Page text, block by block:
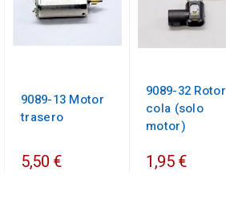
9089-13 Motor
trasero
5,50 €
9089-32 Rotor
cola (solo
motor)
1,95 €